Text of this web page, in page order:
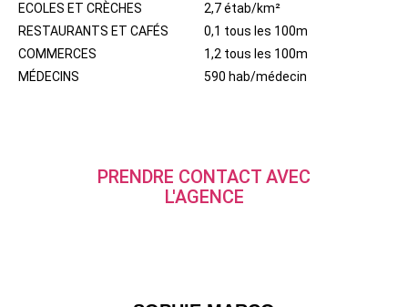
ECOLES ET CRÈCHES
2,7 étab/km²
RESTAURANTS ET CAFÉS
0,1 tous les 100m
COMMERCES
1,2 tous les 100m
MÉDECINS
590 hab/médecin
PRENDRE CONTACT AVEC
L'AGENCE